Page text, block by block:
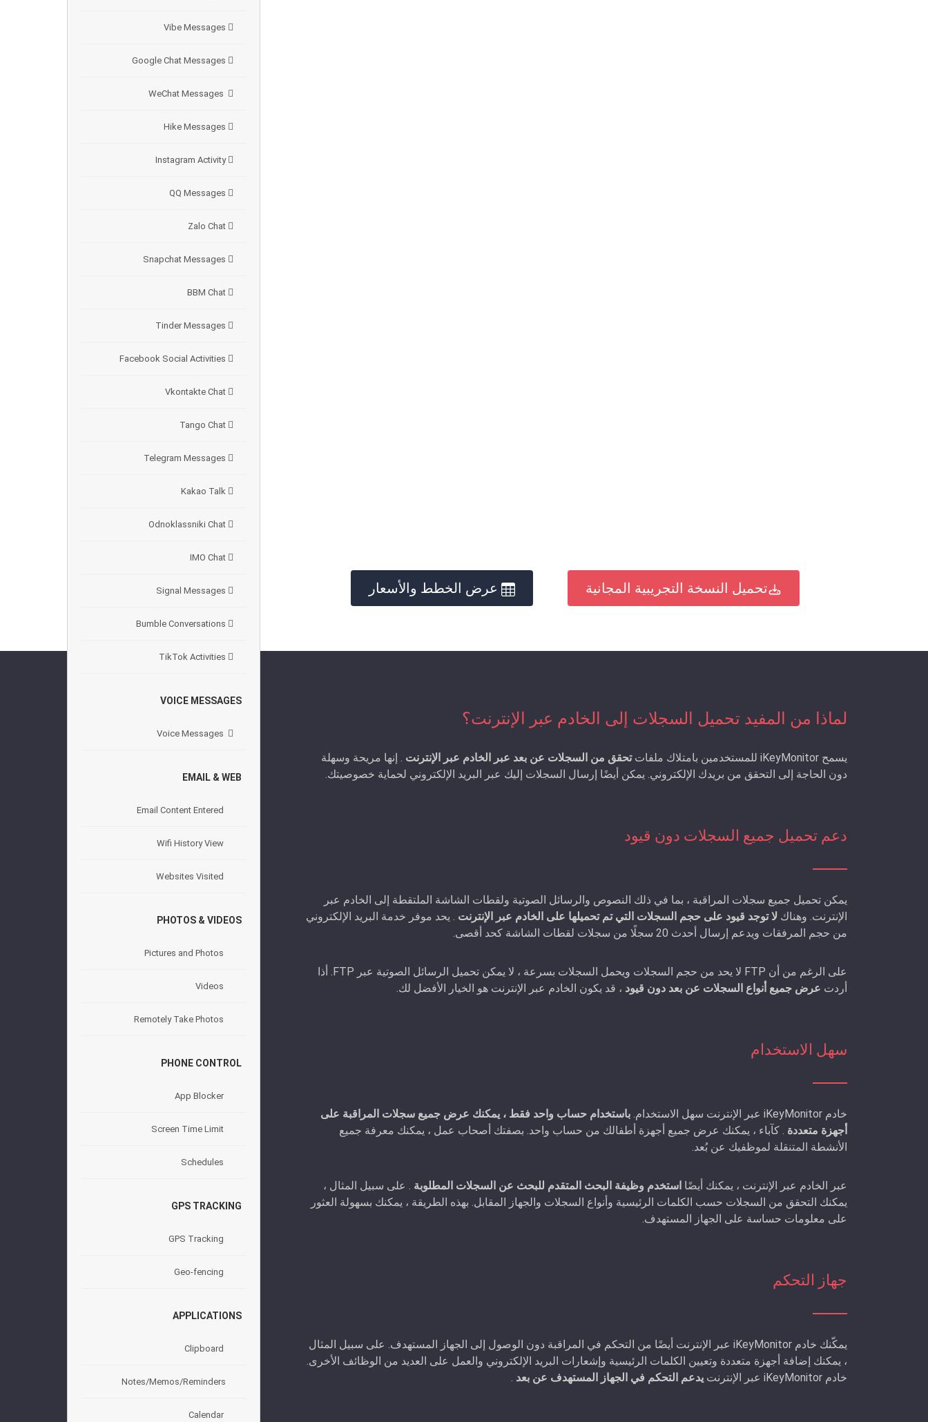
تحميل النسخة التجريبية المجانية عرض الخطط والأسعار
لماذا من المفيد تحميل السجلات إلى الخادم عبر الإنترنت؟
يسمح iKeyMonitor للمستخدمين بامتلاك ملفات تحقق من السجلات عن بعد عبر الخادم عبر الإنترنت . إنها مريحة وسهلة
دون الحاجة إلى التحقق من بريدك الإلكتروني. يمكن أيضًا إرسال السجلات إليك عبر البريد الإلكتروني لحماية خصوصيتك.
دعم تحميل جميع السجلات دون قيود
يمكن تحميل جميع سجلات المراقبة ، بما في ذلك النصوص والرسائل الصوتية ولقطات الشاشة الملتقطة إلى الخادم عبر
الإنترنت. وهناك لا توجد قيود على حجم السجلات التي تم تحميلها على الخادم عبر الإنترنت . يحد موفر خدمة البريد الإلكتروني
من حجم المرفقات ويدعم إرسال أحدث 20 سجلًا من سجلات لقطات الشاشة كحد أقصى.
على الرغم من أن FTP لا يحد من حجم السجلات ويحمل السجلات بسرعة ، لا يمكن تحميل الرسائل الصوتية عبر FTP. أذا
أردت عرض جميع أنواع السجلات عن بعد دون قيود ، قد يكون الخادم عبر الإنترنت هو الخيار الأفضل لك.
سهل الاستخدام
خادم iKeyMonitor عبر الإنترنت سهل الاستخدام.
باستخدام حساب واحد فقط ، يمكنك عرض جميع سجلات المراقبة على
أجهزة متعددة . كآباء ، يمكنك عرض جميع أجهزة أطفالك من حساب واحد. بصفتك أصحاب عمل ، يمكنك معرفة جميع
الأنشطة المتنقلة لموظفيك عن بُعد.
عبر الخادم عبر الإنترنت ، يمكنك أيضًا استخدم وظيفة البحث المتقدم للبحث عن السجلات المطلوبة . على سبيل المثال ،
يمكنك التحقق من السجلات حسب الكلمات الرئيسية وأنواع السجلات والجهاز المقابل. بهذه الطريقة ، يمكنك بسهولة العثور
على معلومات حساسة على الجهاز المستهدف.
جهاز التحكم
يمكّنك خادم iKeyMonitor عبر الإنترنت أيضًا من التحكم في المراقبة دون الوصول إلى الجهاز المستهدف. على سبيل المثال
، يمكنك إضافة أجهزة متعددة وتعيين الكلمات الرئيسية وإشعارات البريد الإلكتروني والعمل على العديد من الوظائف الأخرى.
خادم iKeyMonitor عبر الإنترنت
يدعم التحكم في الجهاز المستهدف عن بعد .
Vibe Messages
Google Chat Messages
Hike Messages
Instagram Activity
QQ Messages
Zalo Chat
Snapchat Messages
BBM Chat
Tinder Messages
Facebook Social Activities
Vkontakte Chat
Tango Chat
Telegram Messages
Kakao Talk
Odnoklassniki Chat
IMO Chat
Signal Messages
Bumble Conversations
TikTok Activities
VOICE MESSAGES
EMAIL & WEB
PHOTOS & VIDEOS
PHONE CONTROL
App Blocker
GPS TRACKING
APPLICATIONS
Notes/Memos/Reminders
Calendar